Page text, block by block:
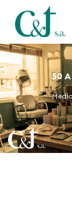
Previous